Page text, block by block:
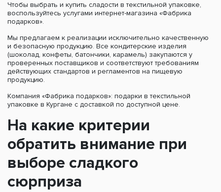
Чтобы выбрать и купить сладости в текстильной упаковке,
воспользуйтесь услугами интернет-магазина «Фабрика
подарков».
Мы предлагаем к реализации исключительно качественную
и безопасную продукцию. Все кондитерские изделия
(шоколад, конфеты, батончики, карамель) закупаются у
проверенных поставщиков и соответствуют требованиям
действующих стандартов и регламентов на пищевую
продукцию.
Компания «Фабрика подарков»: подарки в текстильной
упаковке в Кургане с доставкой по доступной цене.
На какие критерии
обратить внимание при
выборе сладкого
сюрприза